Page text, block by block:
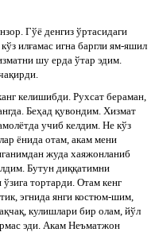
Гўё денгиз ўртасидаги
илғамас игна баргли ям-яшил
шу ерда ўтар эдим.
келишибди. Рухсат бераман,
Беҳад қувондим. Хизмат
учиб келдим. Не кўз
ёнида отам, акам мени
жуда хаяжонланиб
Бутун диққатимни
тортарди. Отам кенг
эгнида янги костюм-шим,
кулишлари бир олам, йўл
эди. Акам Неъматжон